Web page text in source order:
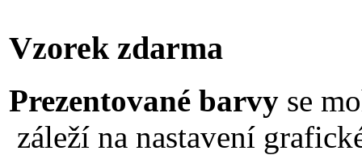
Vzorek zdarma
Prezentované barvyse
záleží na nastavení